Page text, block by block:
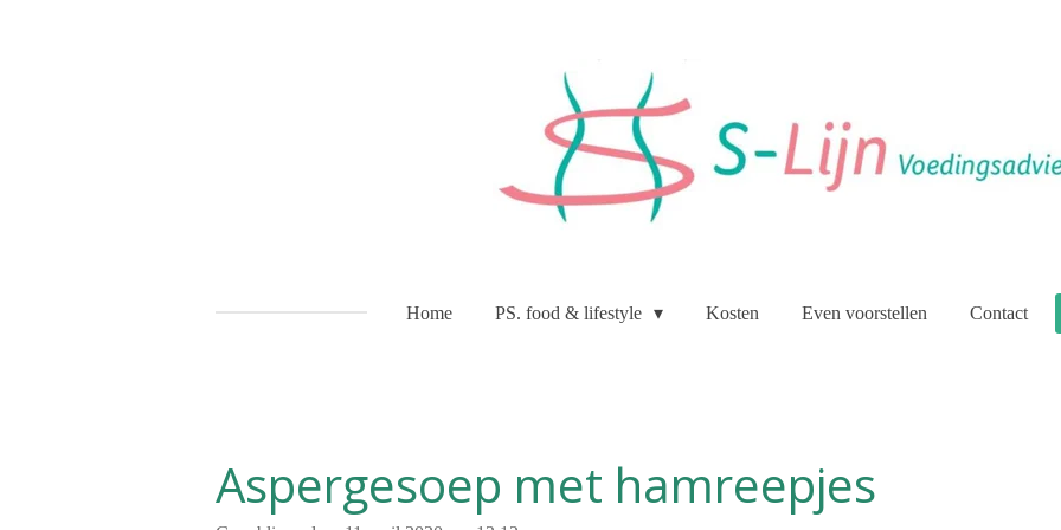
Home PS. food & lifestyle Kosten Even voorstellen Contact
Aspergesoep met hamreepjes